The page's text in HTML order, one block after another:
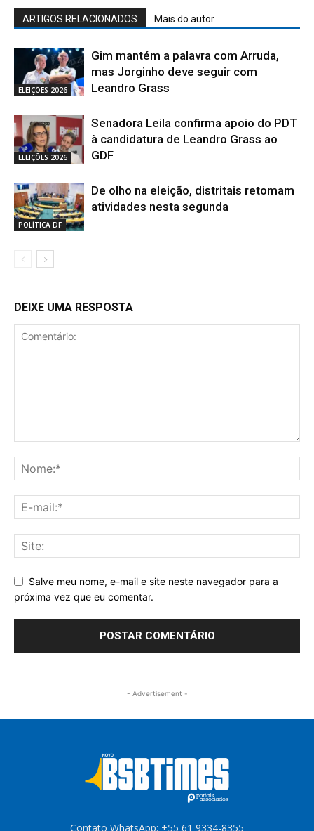
ARTIGOS RELACIONADOS Mais do autor
ELEIÇÕES 2026
Gim mantém a palavra com Arruda,
mas Jorginho deve seguir com
Leandro Grass
ELEIÇÕES 2026
Senadora Leila confirma apoio do PDT
à candidatura de Leandro Grass ao
GDF
POLÍTICA DF
De olho na eleição, distritais retomam
atividades nesta segunda
DEIXE UMA RESPOSTA
Salve meu nome, e-mail e site neste navegador para a
próxima vez que eu comentar.
- Advertisement -
Contato WhatsApp: +55 61 9334-8355